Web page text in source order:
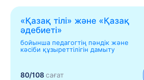
«Қазақ тілі» жəне «Қазақ
əдебиеті»
бойынша педагогтің пәндік және
кәсіби құзыреттілігін дамыту
80/108сағат